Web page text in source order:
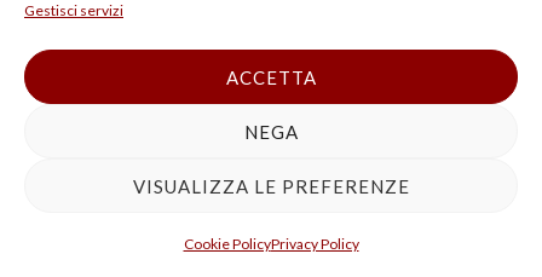
Gestisci servizi
ACCETTA
NEGA
VISUALIZZA LE PREFERENZE
Cookie PolicyPrivacy Policy
la dichiarazione di fallimento,
elemento costitutivo del reato stesso,
con la conseguenza che le
successive e ulteriori iniziative non
esercitano alcuna influenza